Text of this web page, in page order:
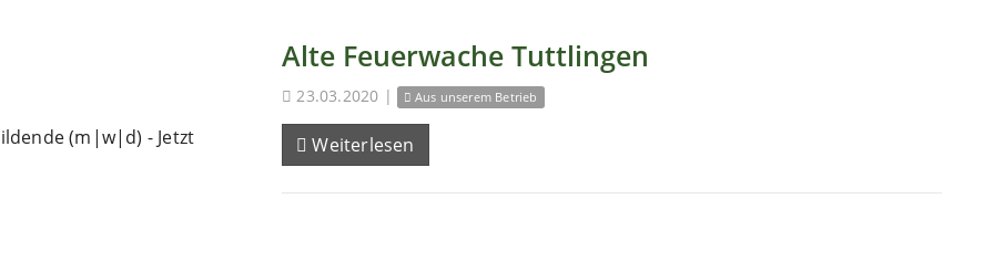
(m|w|d) - Jetzt
Alte Feuerwache Tuttlingen
23.03.2020 | Aus unserem Betrieb
Weiterlesen